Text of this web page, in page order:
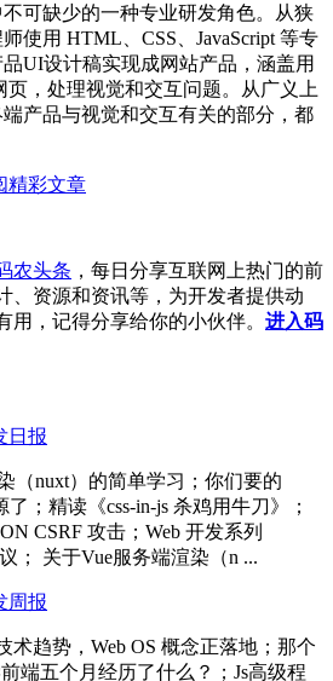
可缺少的一种专业研发角色。从狭
使用 HTML、CSS、JavaScript 等专
UI设计稿实现成网站产品，涵盖用
页，处理视觉和交互问题。从广义上
产品与视觉和交互有关的部分，都
精彩文章
农头条 ，每日分享互联网上热门的前
、资源和资讯等，为开发者提供动
用，记得分享给你的小伙伴。 进入码
日报
（nuxt）的简单学习；你们要的
了；精读《css-in-js 杀鸡用牛刀》；
CSRF 攻击；Web 开发系列
； 关于Vue服务端渲染（n ...
周报
术趋势，Web OS 概念正落地；那个
端五个月经历了什么？；Js高级程